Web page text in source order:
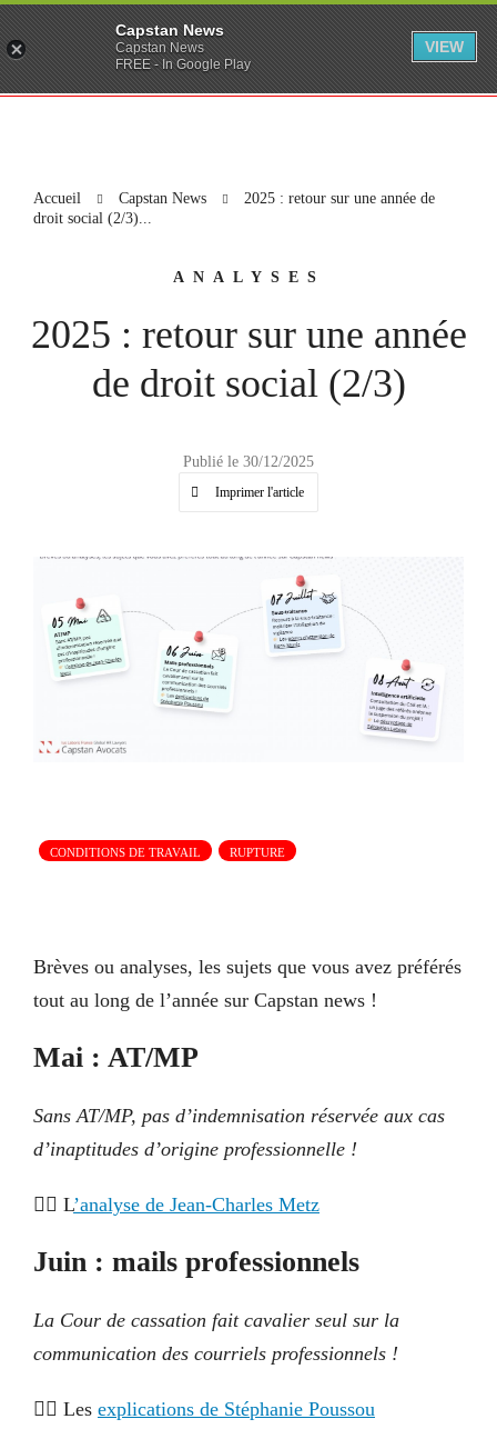
Accueil Capstan News
2025 : retour sur une année de
droit social (2/3)...
ANALYSES
2025 : retour sur une année
de droit social (2/3)
Publié le 30/12/2025
Imprimer l'article
CONDITIONS DE TRAVAIL RUPTURE
Brèves ou analyses, les sujets que vous avez préférés
tout au long de l’année sur Capstan news !
Mai : AT/MP
Sans AT/MP, pas d’indemnisation réservée aux cas
d’inaptitudes d’origine professionnelle !
👉🏼 L’analyse de Jean-Charles Metz
Juin : mails professionnels
La Cour de cassation fait cavalier seul sur la
communication des courriels professionnels !
👉🏼 Les explications de Stéphanie Poussou
Capstan News
Capstan News
FREE - In Google Play
VIEW